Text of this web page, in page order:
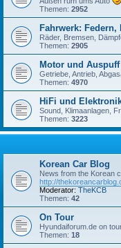
Themen: 2952
Fahrwerk: Federn,
Räder, Bremsen,
Themen: 2905
Motor und Auspuff
Getriebe, Antrieb,
Themen: 4970
HiFi und
Sound, Klimaanlagen,
Themen: 3223
Korean Car Blog
News from the Korean
http://
Moderator: TheKCB
Themen: 42
On Tour
Hyundaiforum.de on
Themen: 18